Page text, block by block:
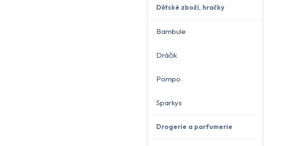
Dětské zboží, hračky
Bambule
Dráčik
Pompo
Sparkys
Drogerie a parfumerie